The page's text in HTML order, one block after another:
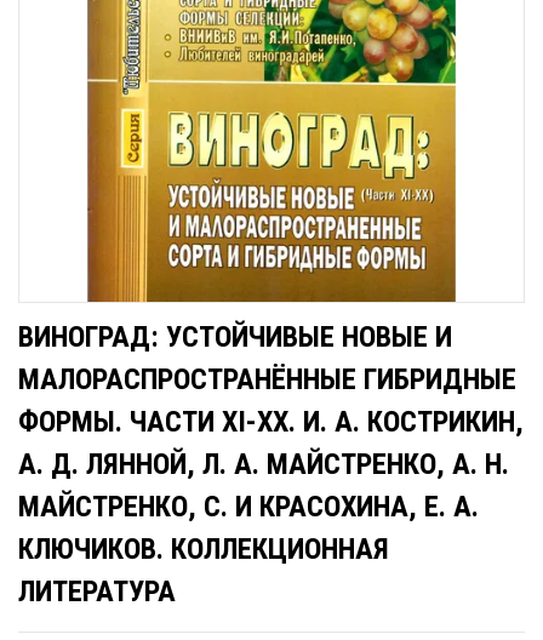
ВИНОГРАД: УСТОЙЧИВЫЕ НОВЫЕ И
МАЛОРАСПРОСТРАНЁННЫЕ ГИБРИДНЫЕ
ФОРМЫ. ЧАСТИ XI-XX. И. А. КОСТРИКИН,
А. Д. ЛЯННОЙ, Л. А. МАЙСТРЕНКО, А. Н.
МАЙСТРЕНКО, С. И КРАСОХИНА, Е. А.
КЛЮЧИКОВ. КОЛЛЕКЦИОННАЯ
ЛИТЕРАТУРА